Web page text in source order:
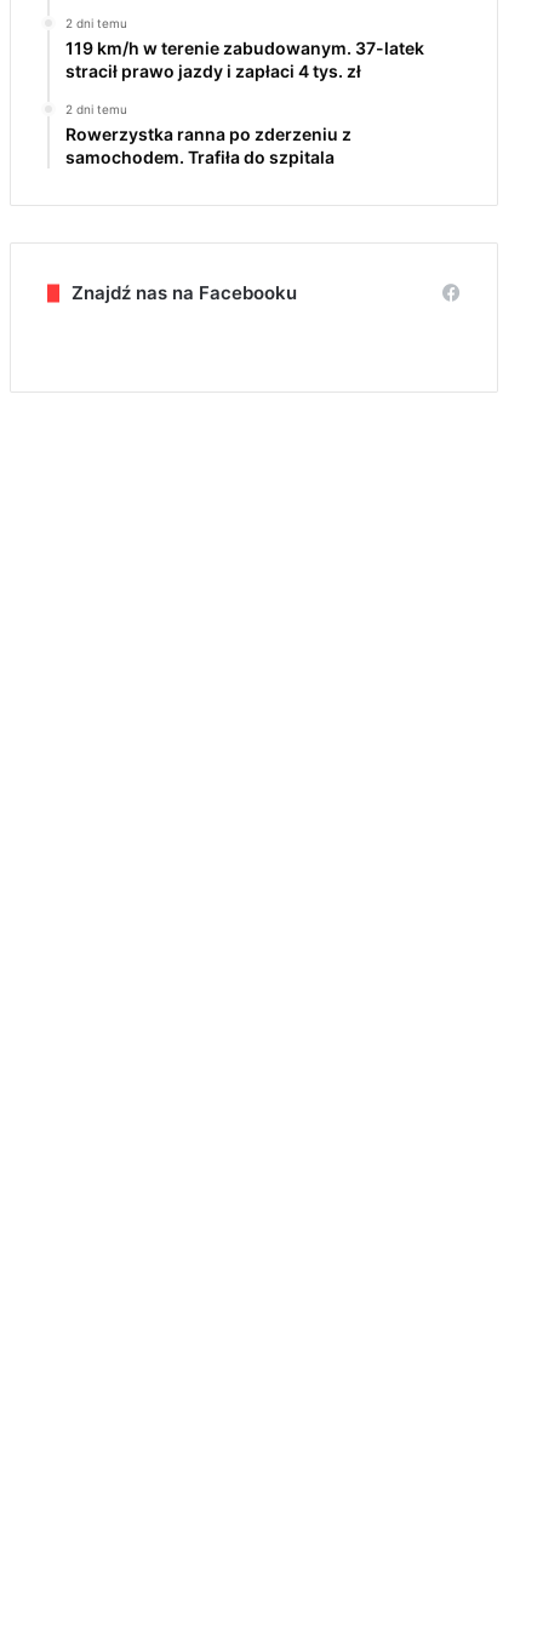
2 dni temu
119 km/h w terenie zabudowanym. 37-latek
stracił prawo jazdy i zapłaci 4 tys. zł
2 dni temu
Rowerzystka ranna po zderzeniu z
samochodem. Trafiła do szpitala
Znajdź nas na Facebooku